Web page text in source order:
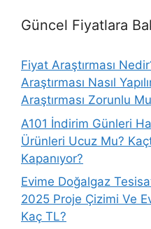
Güncel Fiyatlara
Fiyat Araştırması
Araştırması Nasıl
Araştırması Zorunlu
A101 İndirim Günleri
Ürünleri Ucuz Mu?
Kapanıyor?
Evime Doğalgaz
2025 Proje Çizimi Ve
Kaç TL?